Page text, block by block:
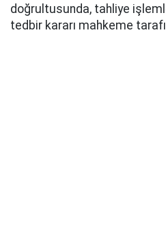
doğrultusunda, tahliye
tedbir kararı mahkeme